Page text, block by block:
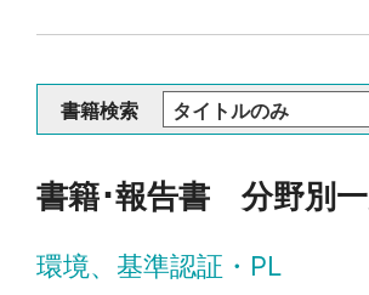
書籍検索
書籍･報告書 分野別
環境、基準認証・PL